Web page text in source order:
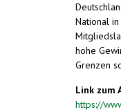
National
hohe
Grenzen
Link zum
https://